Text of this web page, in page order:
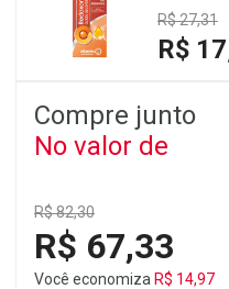
R$ 27,31
R$
Compre junto
No valor de
R$ 82,30
R$ 67,33
Você economiza R$ 14,97